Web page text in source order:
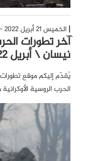
الخميس 21 أبريل 2022 - 15:36
نيسان \ أبريل 2022
يُقدّم إليكم موقع تطورات
الحرب الروسية